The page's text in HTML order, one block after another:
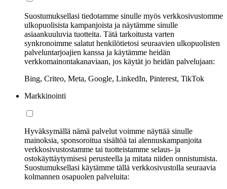
Suostumuksellasi tiedotamme sinulle myös verkkosivustomme
ulkopuolisista kampanjoista ja näytämme sinulle
asiaankuuluvia tuotteita. Tätä tarkoitusta varten
synkronoimme salatut henkilötietosi seuraavien ulkopuolisten
palveluntarjoajien kanssa ja käytämme heidän
verkkomainontakanaviaan, jos käytät jo heidän palvelujaan:
Bing, Criteo, Meta, Google, LinkedIn, Pinterest, TikTok
Markkinointi
Hyväksymällä nämä palvelut voimme näyttää sinulle
mainoksia, sponsoroitua sisältöä tai alennuskampanjoita
verkkosivustostamme tai tuotteistamme selaus- ja
ostokäyttäytymisesi perusteella ja mitata niiden onnistumista.
Suostumuksellasi käytämme tällä verkkosivustolla seuraavia
kolmannen osapuolen palveluita: